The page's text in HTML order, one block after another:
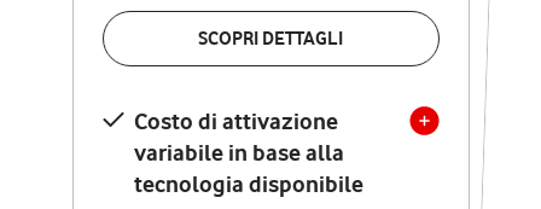
SCOPRI DETTAGLI
Costo di attivazione
variabile in base alla
tecnologia disponibile
VERIFICA LA COPERTURA
Costo di attivazione
variabile in base alla
tecnologia disponibile